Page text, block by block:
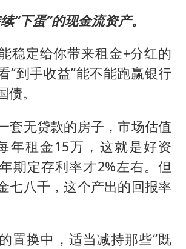
“下蛋”的现金流资产。
稳定给你带来租金+分红的
“到手收益”能不能跑赢银行
。
套无贷款的房子，市场估值
年租金15万，这就是好资
期定存利率才2%左右。但
七八千，这个产出的回报率
置换中，适当减持那些“既